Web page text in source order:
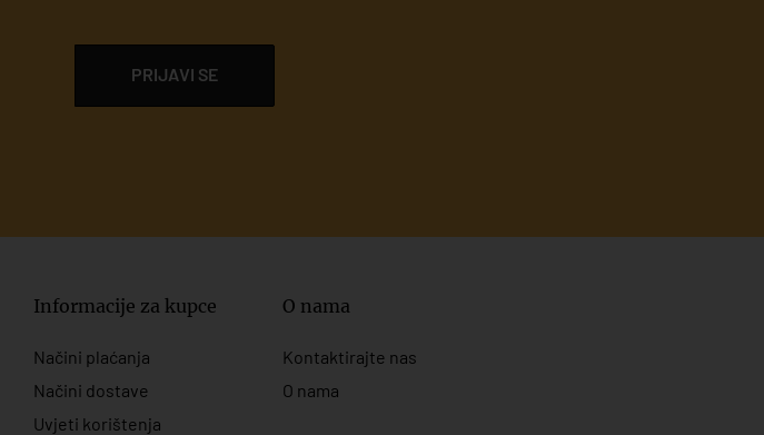
PRIJAVI SE
Informacije za kupce
Načini plaćanja
Načini dostave
Uvjeti korištenja
O nama
Kontaktirajte nas
O nama